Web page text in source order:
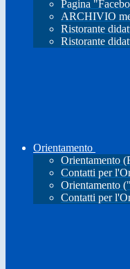
Pagina
ARCHIVIO
Ristorante
Ristorante
Orientamento
Orientamento
Contatti per
Orientamento
Contatti per